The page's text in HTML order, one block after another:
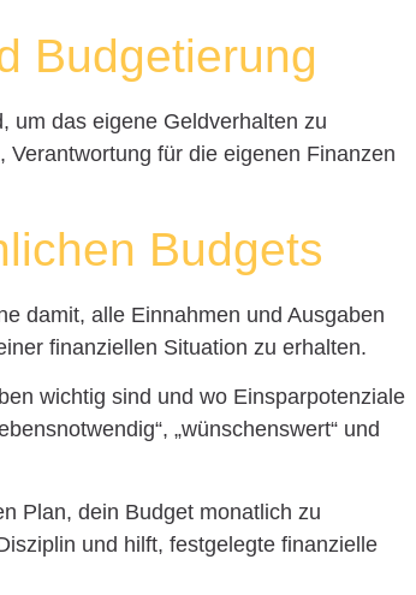
Budgetierung
um das eigene Geldverhalten zu
für die eigenen Finanzen
Budgets
damit, alle Einnahmen und Ausgaben
finanziellen Situation zu erhalten.
wichtig sind und wo Einsparpotenziale
„wünschenswert“ und
Plan, dein Budget monatlich zu
und hilft, festgelegte finanzielle